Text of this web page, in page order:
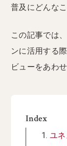
普及にどんな
この記事では
ンに活用する
ビューをあわ
Index
ユ